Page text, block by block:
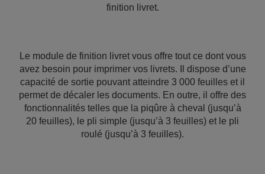
finition livret.
Le module de finition livret vous offre tout ce dont vous
avez besoin pour imprimer vos livrets. Il dispose d’une
capacité de sortie pouvant atteindre 3 000 feuilles et il
permet de décaler les documents. En outre, il offre des
fonctionnalités telles que la piqûre à cheval (jusqu’à
20 feuilles), le pli simple (jusqu’à 3 feuilles) et le pli
roulé (jusqu’à 3 feuilles).